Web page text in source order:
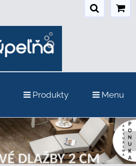
Produkty Menu